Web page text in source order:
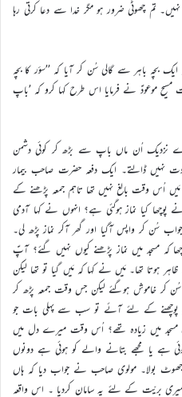
تم چھوٹی ضرور ہو مگر خدا سے دعا کرتی رہا
بچہ باہر سے گالی سُن کر آیا کہ ’’سؤر کا بچہ
موعودؑ نے فرمایا اس طرح کہا کرو کہ ’باپ
نزدیک اُن ماں باپ سے بڑھ کر کوئی دشمن
نہیں ڈالتے۔ ایک دفعہ حضرت صاحب بیمار
اُس وقت بالغ نہیں تھا تاہم جمعہ پڑھنے کے
پوچھا کیا نماز ہوگئی ہے؟ انہوں نے کہا آدمی
سُن کر واپس آگیا اور گھر آکر نماز پڑھ لی۔
مسجد میں نماز پڑھنے کیوں نہیں گئے؟ آپؑ
ہوتا تھا۔ مَیں نے کہا کہ مَیں گیا تو تھا لیکن
کر خاموش ہوگئے لیکن جس وقت جمعہ پڑھ کر
پوچھنے کے لئے آئے تو سب سے پہلی بات جو
مسجد میں زیادہ تھے؟ اُس وقت میرے دل میں
ہے یا مجھے بتانے والے کو ہوئی ہے دونوں
بولا۔ مولوی صاحب نے جواب دیا کہ ہاں
بریّت کے لئے یہ سامان کردیا ۔ اس واقعہ